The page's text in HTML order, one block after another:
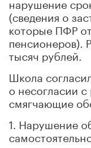
(сведения о
которые ПФР
пенсионеров).
тысяч рублей.
Школа
о несогласии
смягчающие
1. Нарушение